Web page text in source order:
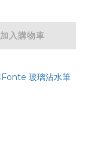
加入購物車